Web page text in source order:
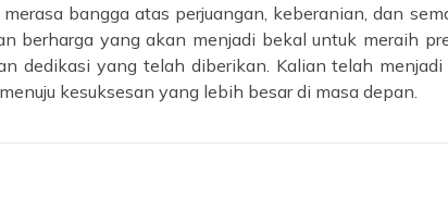
bangga atas perjuangan, keberanian, dan
berharga yang akan menjadi bekal untuk meraih
dedikasi yang telah diberikan. Kalian telah
kesuksesan yang lebih besar di masa depan.